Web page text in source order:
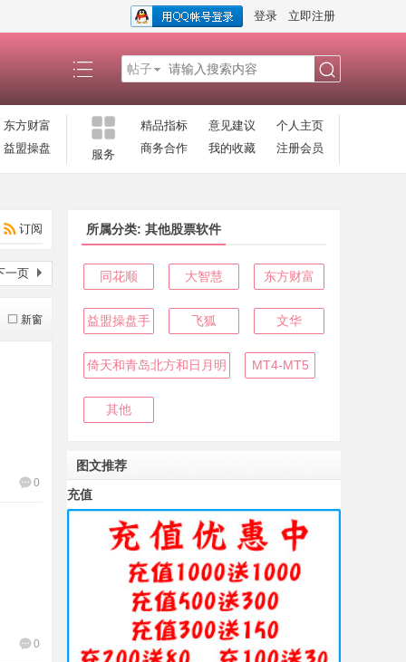
登录 立即注册
帖子
东方财富
益盟操盘
服务
精品指标 意见建议
个人主页
商务合作
我的收藏 注册会员
订阅
一页
新窗
0
0
所属分类: 其他股票软件
同花顺 大智慧 东方财富
益盟操盘手 飞狐 文华
倚天和青岛北方和日月明 MT4-MT5
其他
图文推荐
充值